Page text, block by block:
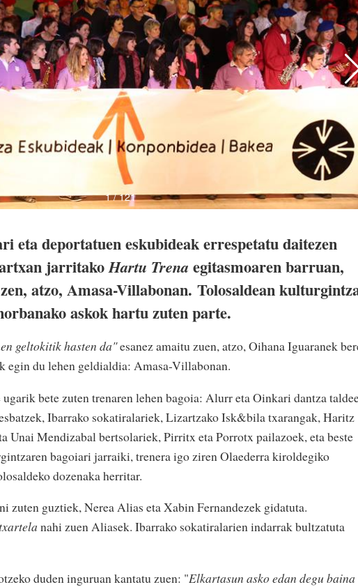
eta deportatuen eskubideak errespetatu daitezen
jarritakoHartu Trena egitasmoaren barruan,
atzo, Amasa-Villabonan. Tolosaldean
askok hartu zuten parte.
geltokitik hasten da"esanez amaitu zuen, atzo, Oihana Iguaranek
egin du lehen geldialdia: Amasa-Villabonan.
bete zuten trenaren lehen bagoia: Alurr eta Oinkari dantza
Ibarrako sokatiralariek, Lizartzako Isk&bila txarangak, Haritz
Unai Mendizabal bertsolariek, Pirritx eta Porrotx pailazoek, eta beste
bagoiari jarraiki, trenera igo ziren Olaederra kiroldegiko
dozenaka herritar.
zuten guztiek, Nerea Alias eta Xabin Fernandezek gidatuta.
nahi zuen Aliasek. Ibarrako sokatiralarien indarrak bultzatuta
duden inguruan kantatu zuen: "Elkartasun asko edan degu baina